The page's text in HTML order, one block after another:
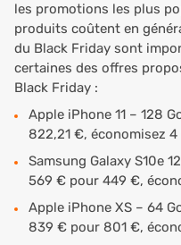
les promotions les plus
produits coûtent en
du Black Friday sont
certaines des offres
Black Friday :
Apple iPhone 11 – 128
822,21 €, économisez 4
Samsung Galaxy S10e
569 € pour 449 €,
Apple iPhone XS – 64
839 € pour 801 €,